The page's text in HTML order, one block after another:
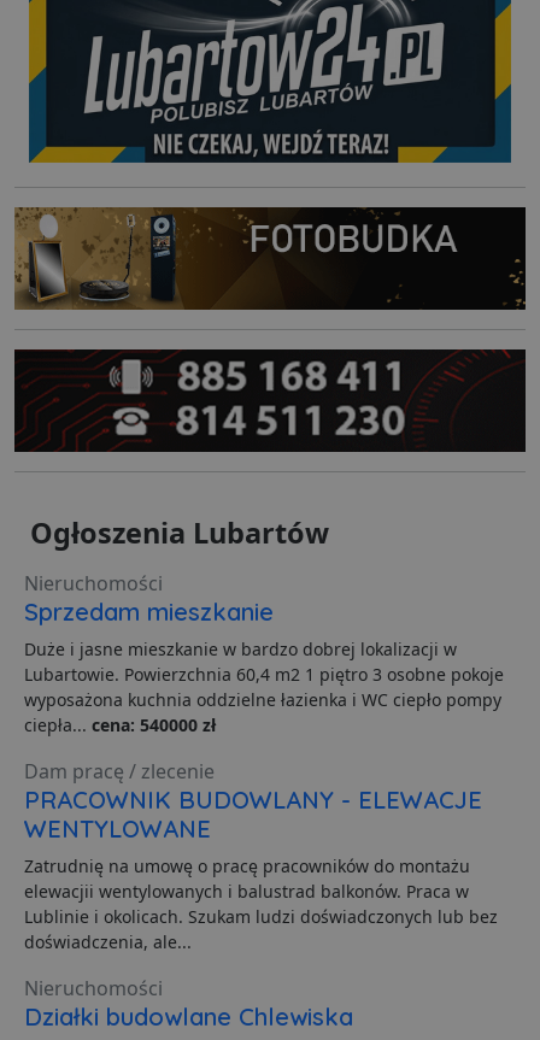
Ogłoszenia Lubartów
Nieruchomości
Sprzedam mieszkanie
Duże i jasne mieszkanie w bardzo dobrej lokalizacji w
Lubartowie. Powierzchnia 60,4 m2 1 piętro 3 osobne pokoje
wyposażona kuchnia oddzielne łazienka i WC ciepło pompy
ciepła... cena: 540000 zł
Dam pracę / zlecenie
PRACOWNIK BUDOWLANY - ELEWACJE
WENTYLOWANE
Zatrudnię na umowę o pracę pracowników do montażu
elewacjii wentylowanych i balustrad balkonów. Praca w
Lublinie i okolicach. Szukam ludzi doświadczonych lub bez
doświadczenia, ale...
Nieruchomości
Działki budowlane Chlewiska